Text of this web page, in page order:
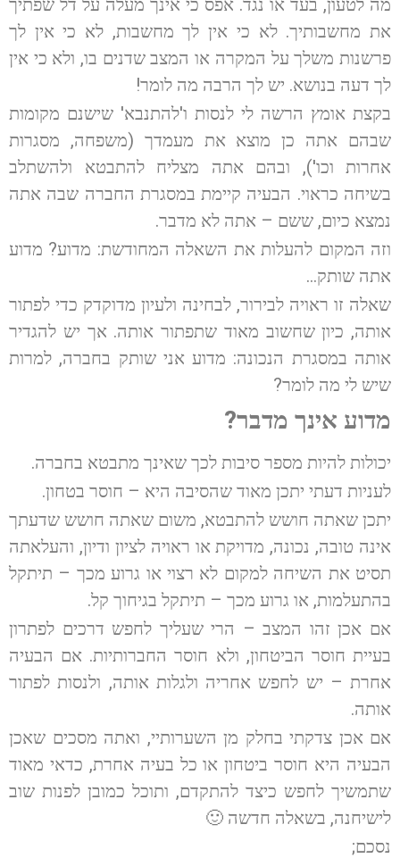
את מחשבותיך. לא כי אין לך מחשבות, לא כי אין לך
פרשנות משלך על המקרה או המצב שדנים בו, ולא כי אין
לך דעה בנושא. יש לך הרבה מה לומר!
בקצת אומץ הרשה לי לנסות ו'להתנבא' שישנם מקומות
שבהם אתה כן מוצא את מעמדך (משפחה, מסגרות
אחרות וכו'), ובהם אתה מצליח להתבטא ולהשתלב
בשיחה כראוי. הבעיה קיימת במסגרת החברה שבה אתה
נמצא כיום, ששם – אתה לא מדבר.
וזה המקום להעלות את השאלה המחודשת: מדוע? מדוע
אתה שותק…
שאלה זו ראויה לבירור, לבחינה ולעיון מדוקדק כדי לפתור
אותה, כיון שחשוב מאוד שתפתור אותה. אך יש להגדיר
אותה במסגרת הנכונה: מדוע אני שותק בחברה, למרות
שיש לי מה לומר?
מדוע אינך מדבר?
יכולות להיות מספר סיבות לכך שאינך מתבטא בחברה.
לעניות דעתי יתכן מאוד שהסיבה היא – חוסר בטחון.
יתכן שאתה חושש להתבטא, משום שאתה חושש שדעתך
אינה טובה, נכונה, מדויקת או ראויה לציון ודיון, והעלאתה
תסיט את השיחה למקום לא רצוי או גרוע מכך – תיתקל
בהתעלמות, או גרוע מכך – תיתקל בגיחוך קל.
אם אכן זהו המצב – הרי שעליך לחפש דרכים לפתרון
בעיית חוסר הביטחון, ולא חוסר החברותיות. אם הבעיה
אחרת – יש לחפש אחריה ולגלות אותה, ולנסות לפתור
אותה.
אם אכן צדקתי בחלק מן השערותיי, ואתה מסכים שאכן
הבעיה היא חוסר ביטחון או כל בעיה אחרת, כדאי מאוד
שתמשיך לחפש כיצד להתקדם, ותוכל כמובן לפנות שוב
לישיחנה, בשאלה חדשה 🙂
נסכם;